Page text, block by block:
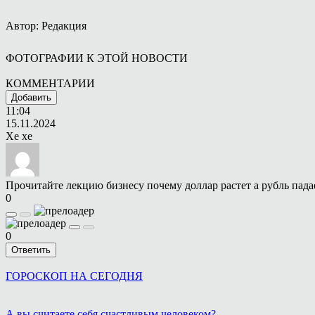
Автор: Редакция
ФОТОГРАФИИ К ЭТОЙ НОВОСТИ
КОММЕНТАРИИ
Добавить
11:04
15.11.2024
Хе хе
Прочитайте лекцию бизнесу почему доллар растет а рубль
0
0
Ответить
ГОРОСКОП НА СЕГОДНЯ